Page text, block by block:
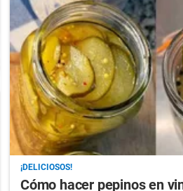
¡DELICIOSOS!
Cómo hacer pepinos en